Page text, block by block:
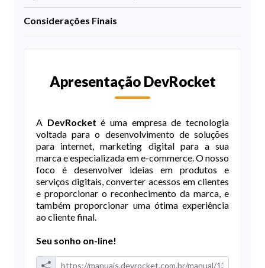
Considerações Finais
Apresentação DevRocket
A DevRocketé uma empresa de tecnologia
voltada para o desenvolvimento de soluções
para internet, marketing digital para a sua
marca e especializada em e-commerce. O nosso
foco é desenvolver ideias em produtos e
serviços digitais, converter acessos em clientes
e proporcionar o reconhecimento da marca, e
também proporcionar uma ótima experiência
ao cliente final.
Seu sonho on-line!